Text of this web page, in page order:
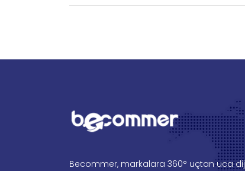
Becommer, markalara 360° uçtan uca